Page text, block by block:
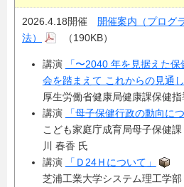
2026.4.18開催 開催案内（プログ
法）
（190KB）
講演
「〜2040 年を見据えた
会を踏まえて これからの見通し
厚生労働省健康局健康課保健
講演
「母子保健行政の動向につ
こども家庭庁成育局母子保健
川 春香 氏
講演
「Ｄ24Ｈについて」
芝浦工業大学システム理工学